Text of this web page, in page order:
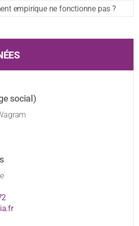
empirique ne fonctionne pas ?
social)